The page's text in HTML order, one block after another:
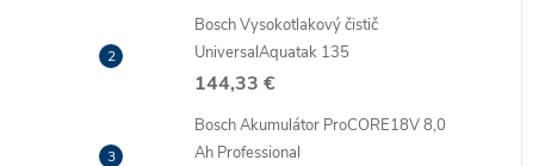
Bosch Vysokotlakový čistič
UniversalAquatak 135
144,33 €
Bosch Akumulátor ProCORE18V 8,0
Ah Professional